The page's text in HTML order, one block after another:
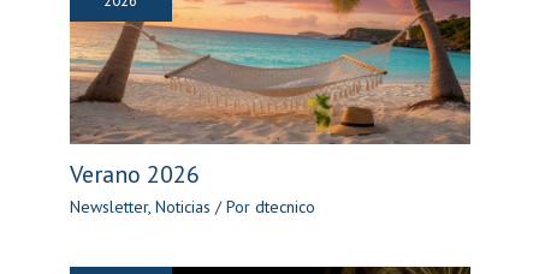
Verano 2026
Newsletter, Noticias / Por dtecnico